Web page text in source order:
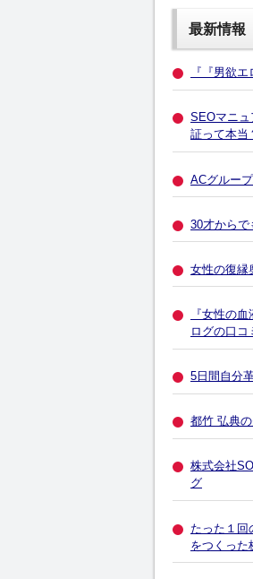
最新情報
『『男欲
SEOマニ
証って本当
ACグルー
30才から
女性の復縁
『女性の
ログの口コ
5日間自分
都竹 弘典
株式会社
グ
たった１回
をつくった